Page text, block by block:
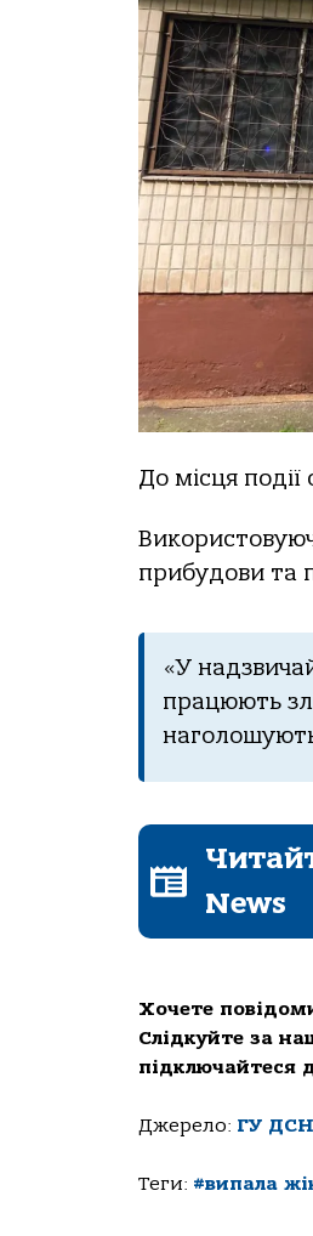
До місця
прибудови та
«У
працюють
News
Хочете
Слідкуйте за
підключайтеся
Джерело: ГУ
Теги: #випала